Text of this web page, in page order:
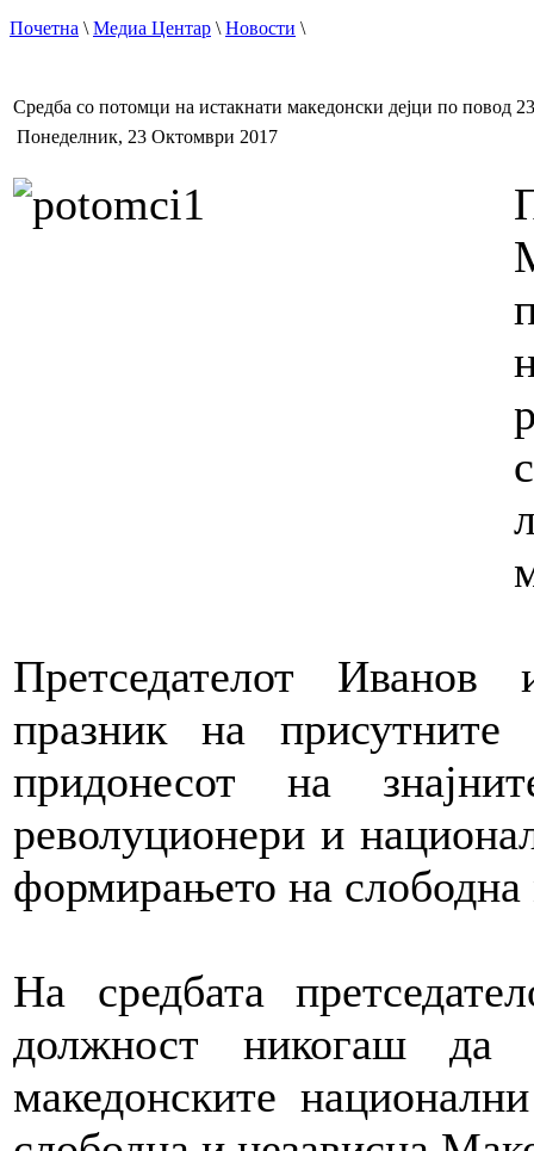
Почетна \Медиа Центар \Новости \
Средба со потомци на истакнати македонски дејци по повод
Понеделник, 23 Октомври 2017
Претседателот
празник на присутните
придонесот на
револуционери и
формирањето на слободна
На средбата
должност никогаш да
македонските